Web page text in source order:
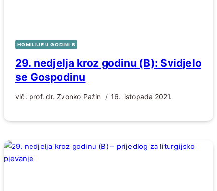
HOMILIJE U GODINI B
29. nedjelja kroz godinu (B): Svidjelo
se Gospodinu
vlč. prof. dr. Zvonko Pažin 16. listopada 2021.